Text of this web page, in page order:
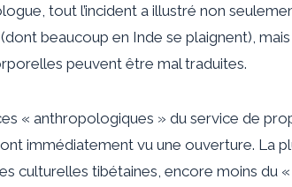
tout l’incident a illustré non
beaucoup en Inde se plaignent),
peuvent être mal traduites.
« anthropologiques » du service de
immédiatement vu une ouverture. La
culturelles tibétaines, encore moins du